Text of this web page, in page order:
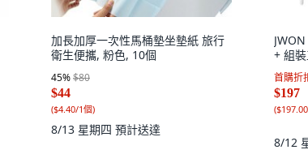
加長加厚一次性馬桶墊坐墊紙 旅行
衛生便攜, 粉色, 10個
45%$80
$44
($4.40/1個)
8/13 星期四 預計送達
+ 組
首購折
$197
(
8/12